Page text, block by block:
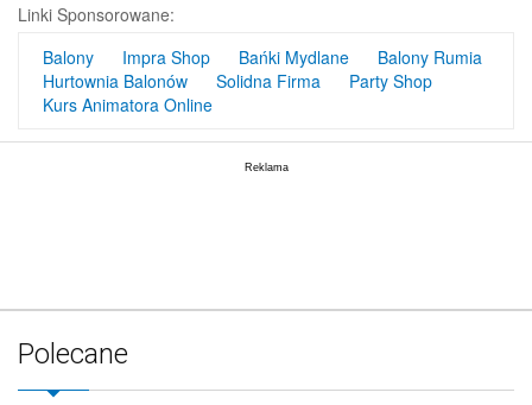
Linki Sponsorowane:
Balony
Impra Shop Bańki Mydlane
Balony Rumia
Hurtownia Balonów
Solidna Firma
Party Shop
Kurs Animatora Online
Polecane